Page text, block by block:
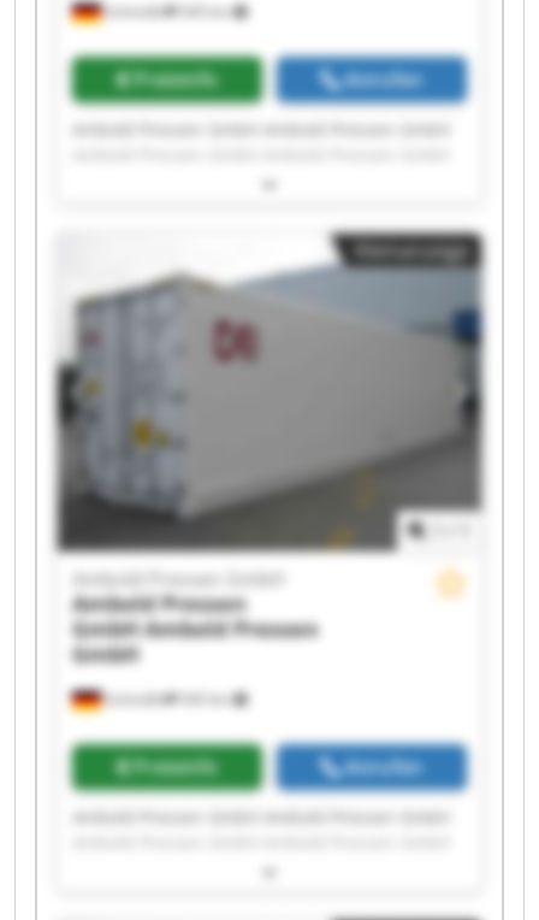
Schmölln 545 km
Preisinfo Anrufen
Ambold Pressen GmbH Ambold Pressen GmbH
Ambold Pressen GmbH Ambold Pressen GmbH
Ambold Pressen GmbH Ambold Pressen GmbH
Ambold Pressen GmbH Ambold Pressen GmbH
Ambold Pressen GmbH Ambold Pressen GmbH
Ambold Pressen GmbH Ambold Pressen GmbH
Ambold Pressen GmbH Ambold Pressen GmbH
Kleinanzeige
Schmölln 545 km
Ambold Pressen GmbH
Ambold Pressen
GmbHAmbold Pressen
GmbH
Preisinfo Anrufen
Ambold Pressen GmbH Ambold Pressen GmbH